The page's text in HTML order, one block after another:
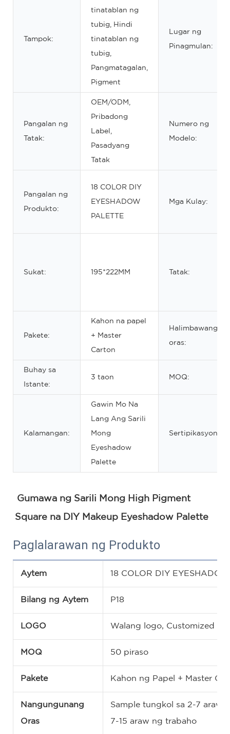
Tampok:
tinatablan ng
tubig, Hindi
tinatablan ng
tubig,
Pangmatagalan,
Pigment
Lugar ng
Pinagmulan:
Pangalan ng
Tatak:
OEM/ODM,
Pribadong
Label,
Pasadyang
Tatak
Numero ng
Modelo:
Pangalan ng
Produkto:
18 COLOR DIY
EYESHADOW
PALETTE
Mga Kulay:
Sukat: 195*222MM Tatak:
Pakete:
Kahon na papel
+ Master
Carton
Halimbawang
oras:
Buhay sa
Istante:
3 taon MOQ:
Kalamangan:
Gawin Mo Na
Lang Ang Sarili
Mong
Eyeshadow
Palette
Sertipikasyon:
Gumawa ng Sarili Mong High Pigment
Square na DIY Makeup Eyeshadow Palette
Paglalarawan ng Produkto
Aytem 18 COLOR DIY
Bilang ng Aytem P18
LOGO Walang logo, Customized
MOQ 50 piraso
Pakete Kahon ng Papel + Master
Nangungunang
Oras
Sample tungkol sa 2-7 araw
7-15 araw ng trabaho